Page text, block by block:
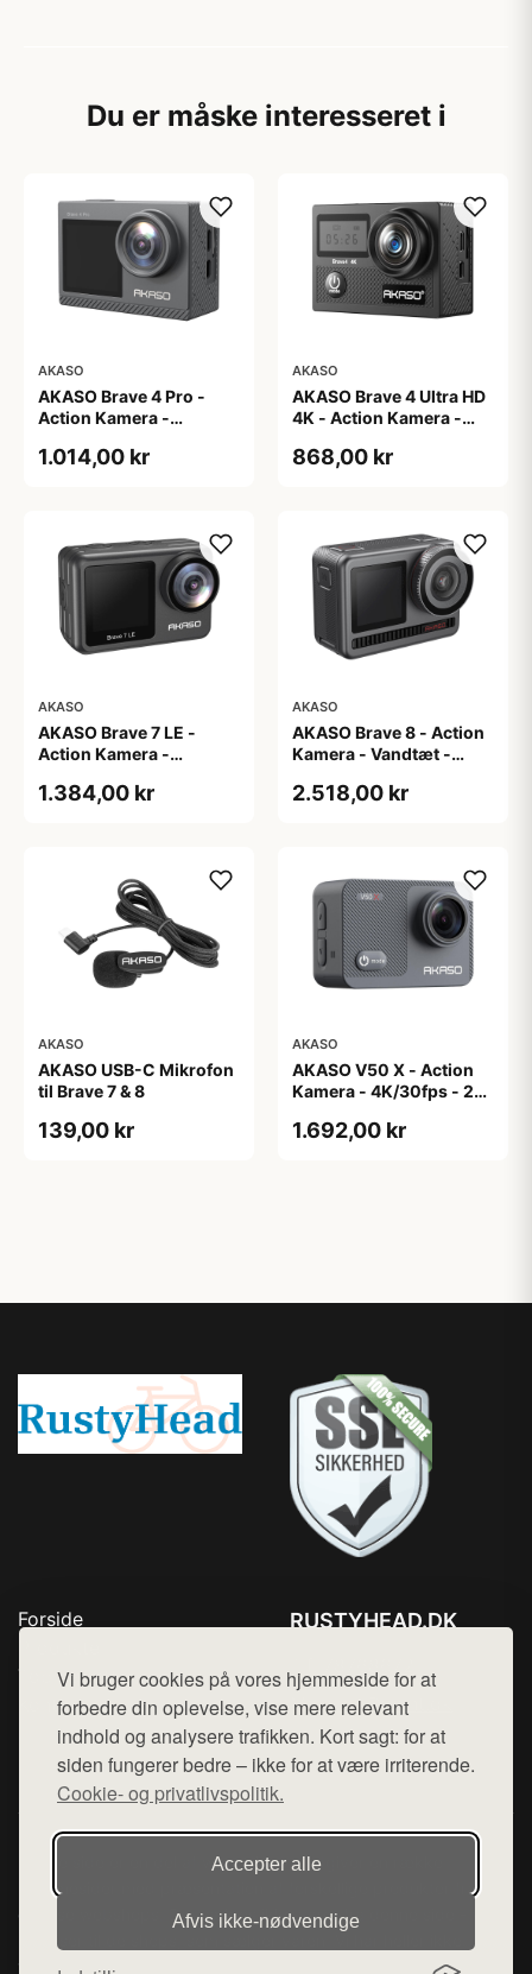
Vi bruger cookies på vores hjemmeside for at
forbedre din oplevelse, vise mere relevant
indhold og analysere trafikken. Kort sagt: for at
siden fungerer bedre – ikke for at være irriterende.
Cookie- og privatlivspolitik.
Accepter alle
Afvis ikke‑nødvendige
Du er måske interesseret i
AKASO
AKASO Brave 4 Pro -
Action Kamera -
Pixel
1.014,00 kr
AKASO
AKASO Brave 4 Ultra HD
4K - Action Kamera -
868,00 kr
AKASO
AKASO Brave 7 LE -
Action Kamera -
Wandtæt
1.384,00 kr
AKASO
AKASO Brave 8 - Action
Kamera - Vandtæt -
Pixel
2.518,00 kr
AKASO
AKASO USB-C Mikrofon
til Brave 7 & 8
139,00 kr
AKASO
AKASO V50 X - Action
Kamera - 4K/30fps - 20
1.692,00 kr
Forside
Top Rabatter
Kontakt
RUSTYHEAD.DK
Mail: hej@want.dk
Cookie- og privatlivspolitik
Denne side er en del af want.dk, der udgiver en række
hjemmesider med præsentation af forskellige produkter fra
diverse webshops. Der sælges ikke varer fra denne side - vi
varerne på lager.